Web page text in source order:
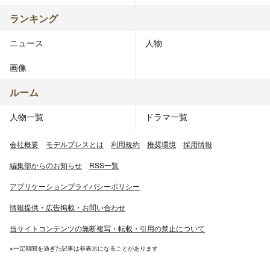
ランキング
ニュース 人物
画像
ルーム
人物一覧 ドラマ一覧
会社概要 モデルプレスとは 利用規約 推奨環境 採用情報
編集部からのお知らせ RSS一覧
アプリケーションプライバシーポリシー
情報提供・広告掲載・お問い合わせ
当サイトコンテンツの無断複写・転載・引用の禁止について
※一定期間を過ぎた記事は非表示になることがあります